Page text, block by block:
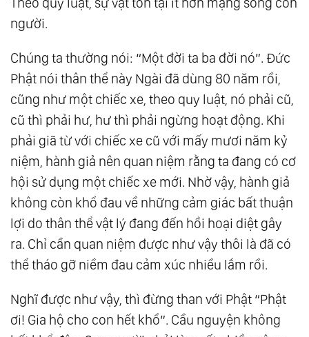
người.
Chúng ta thường nói: “Một đời ta ba đời nó”. Đức
Phật nói thân thể này Ngài đã dùng 80 năm rồi,
cũng như một chiếc xe, theo quy luật, nó phải cũ,
cũ thì phải hư, hư thì phải ngừng hoạt động. Khi
phải giã từ với chiếc xe cũ với mấy mươi năm kỷ
niệm, hành giả nên quan niệm rằng ta đang có cơ
hội sử dụng một chiếc xe mới. Nhờ vậy, hành giả
không còn khổ đau về những cảm giác bất thuận
lợi do thân thể vật lý đang đến hồi hoại diệt gây
ra. Chỉ cần quan niệm được như vậy thôi là đã có
thể tháo gỡ niềm đau cảm xúc nhiều lắm rồi.
Nghĩ được như vậy, thì đừng than với Phật “Phật
ơi! Gia hộ cho con hết khổ”. Cầu nguyện không